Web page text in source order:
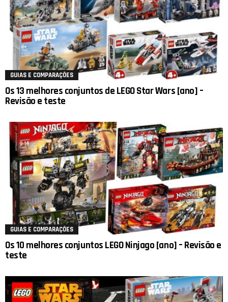
GUIAS E COMPARAÇÕES
Os 13 melhores conjuntos de LEGO Star Wars [ano] –
Revisão e teste
GUIAS E COMPARAÇÕES
Os 10 melhores conjuntos LEGO Ninjago [ano] – Revisão e
teste